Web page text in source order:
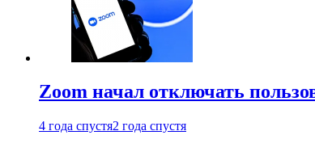
Zoom начал отключать
4 года спустя2 года спустя